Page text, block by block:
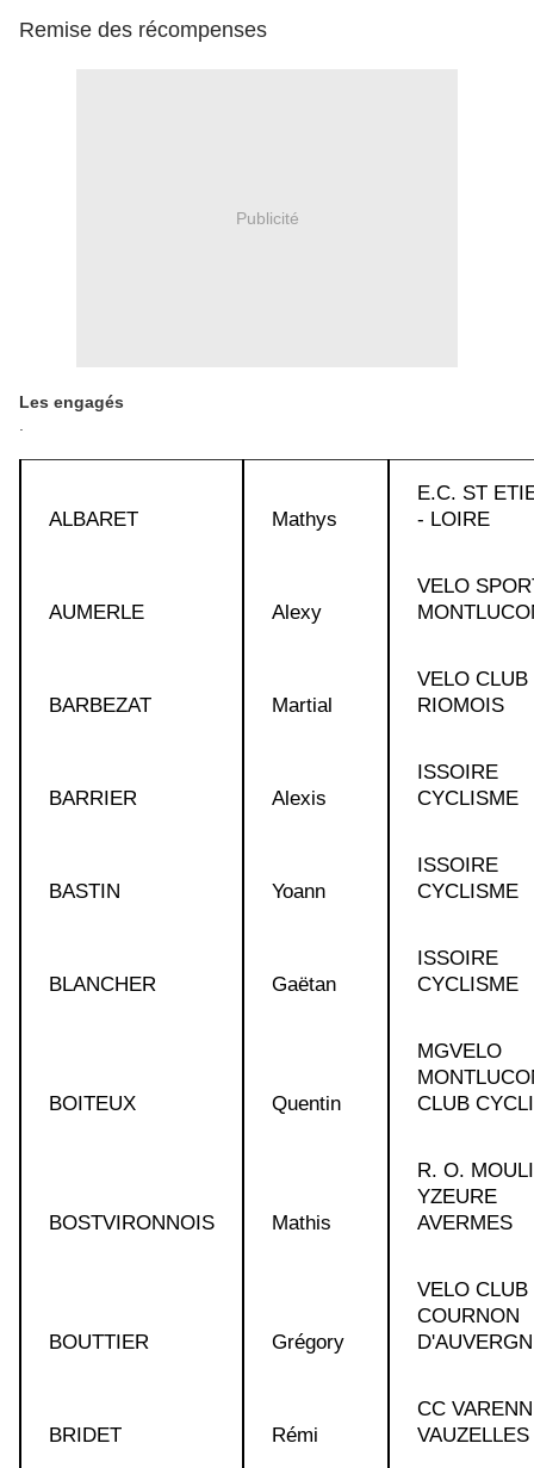
Remise des récompenses
Publicité
Les engagés
ALBARET Mathys
E.C. ST
- LOIRE
AUMERLE Alexy
VELO
BARBEZAT Martial
VELO CLUB
RIOMOIS
BARRIER Alexis
ISSOIRE
CYCLISME
BASTIN Yoann
ISSOIRE
CYCLISME
BLANCHER Gaëtan
ISSOIRE
CYCLISME
BOITEUX Quentin
MGVELO
CLUB
BOSTVIRONNOIS Mathis
R. O.
YZEURE
AVERMES
BOUTTIER Grégory
VELO CLUB
COURNON
BRIDET Rémi
CC
VAUZELLES